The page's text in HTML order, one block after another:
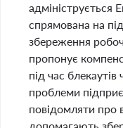
адмініструється
спрямована на
збереження
пропонує
під час
проблеми
повідомляти про